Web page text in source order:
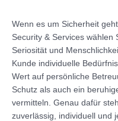
Wenn es um Sicherheit
Security & Services wählen
Seriosität und
Kunde individuelle
Wert auf persönliche
Schutz als auch ein
vermitteln. Genau dafür
zuverlässig, individuell und